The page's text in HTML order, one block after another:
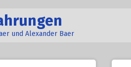
und Alexander Baer